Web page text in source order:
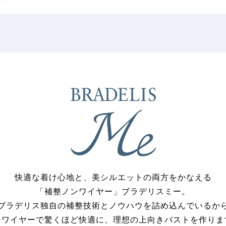
快適な着け心地と、美シルエットの両方をかなえる
「補整ノンワイヤー」ブラデリスミー。
ラデリス独自の補整技術とノウハウを詰め込んでいるか
イヤーで驚くほど快適に、理想の上向きバストを作り